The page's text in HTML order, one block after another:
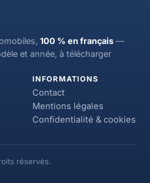
100 % en français —
et année, à télécharger
INFORMATIONS
Contact
Mentions légales
Confidentialité & cookies
réservés.